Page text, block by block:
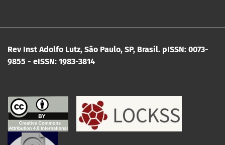
Rev Inst Adolfo Lutz, São Paulo, SP, Brasil. pISSN: 0073-
9855 - eISSN: 1983-3814